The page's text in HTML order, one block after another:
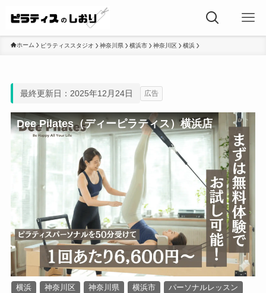
ホーム ピラティススタジオ 神奈川県 横浜市 神奈川区 横浜
最終更新日：2025年12月24日 広告
Dee Pilates（ディーピラティス）横浜店
横浜 神奈川区 神奈川県 横浜市
パーソナルレッスン